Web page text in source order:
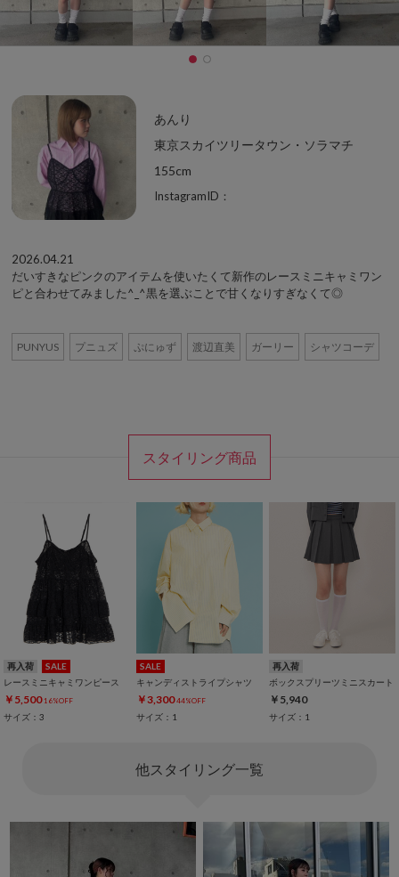
あんり
東京スカイツリータウン・ソラマチ
155cm
InstagramID：
2026.04.21
だいすきなピンクのアイテムを使いたくて新作のレースミニキャミワン
ピと合わせてみました^_^黒を選ぶことで甘くなりすぎなくて◎
PUNYUS プニュズ ぷにゅず 渡辺直美 ガーリー シャツコーデ
スタイリング商品
再入荷
SALE
レースミニキャミワンピース
￥5,500 16%OFF
サイズ：3
SALE
キャンディストライプシャツ
￥3,300 44%OFF
サイズ：1
再入荷
ボックスプリーツミニスカート
￥5,940
サイズ：1
他スタイリング一覧